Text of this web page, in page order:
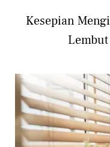
Kesepian